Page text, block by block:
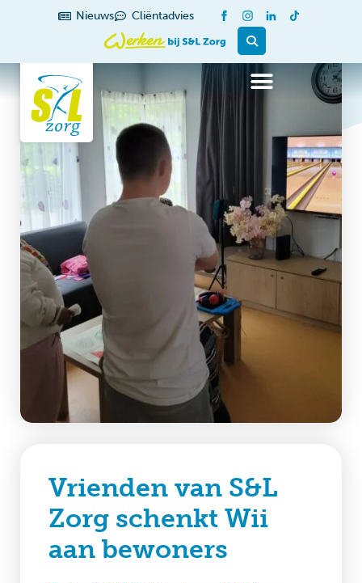
Nieuws Cliëntadvies
Vrienden van S&L
Zorg schenkt Wii
aan bewoners